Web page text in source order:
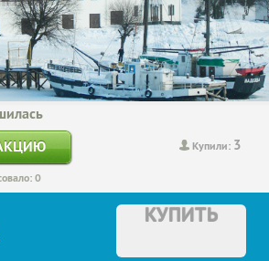
Купили: 3
0
КУПИТЬ